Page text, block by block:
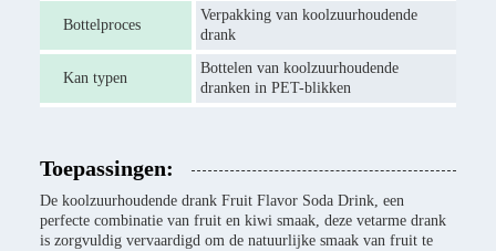
Bottelproces
Verpakking van koolzuurhoudende
drank
Kan typen
Bottelen van koolzuurhoudende
dranken in PET-blikken
Toepassingen:
De koolzuurhoudende drank Fruit Flavor Soda Drink, een
perfecte combinatie van fruit en kiwi smaak, deze vetarme drank
is zorgvuldig vervaardigd om de natuurlijke smaak van fruit te